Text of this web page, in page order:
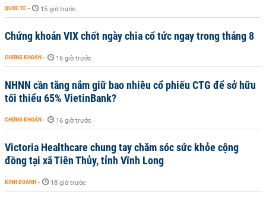
QUỐC TẾ - 15 giờ trước
Chứng khoán VIX chốt ngày chia cổ tức ngay trong tháng 8
CHỨNG KHOÁN - 16 giờ trước
NHNN cần tăng nắm giữ bao nhiêu cổ phiếu CTG để sở hữu
tối thiểu 65% VietinBank?
CHỨNG KHOÁN - 16 giờ trước
Victoria Healthcare chung tay chăm sóc sức khỏe cộng
đồng tại xã Tiên Thủy, tỉnh Vĩnh Long
KINH DOANH - 18 giờ trước